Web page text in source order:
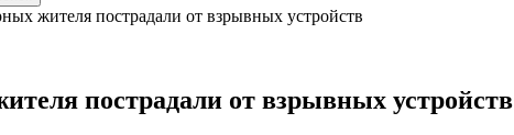
жителя пострадали от взрывных устройств
пострадали от взрывных устройств